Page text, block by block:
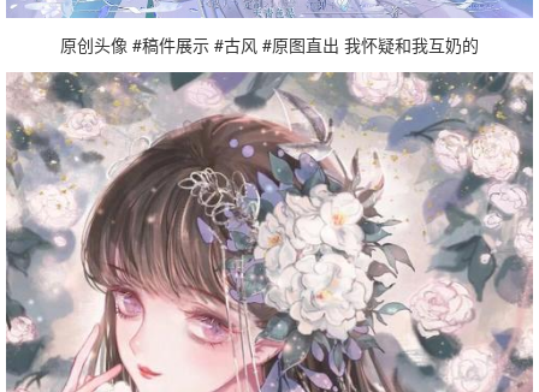
原创头像 #稿件展示 #古风 #原图直出 我怀疑和我互奶的